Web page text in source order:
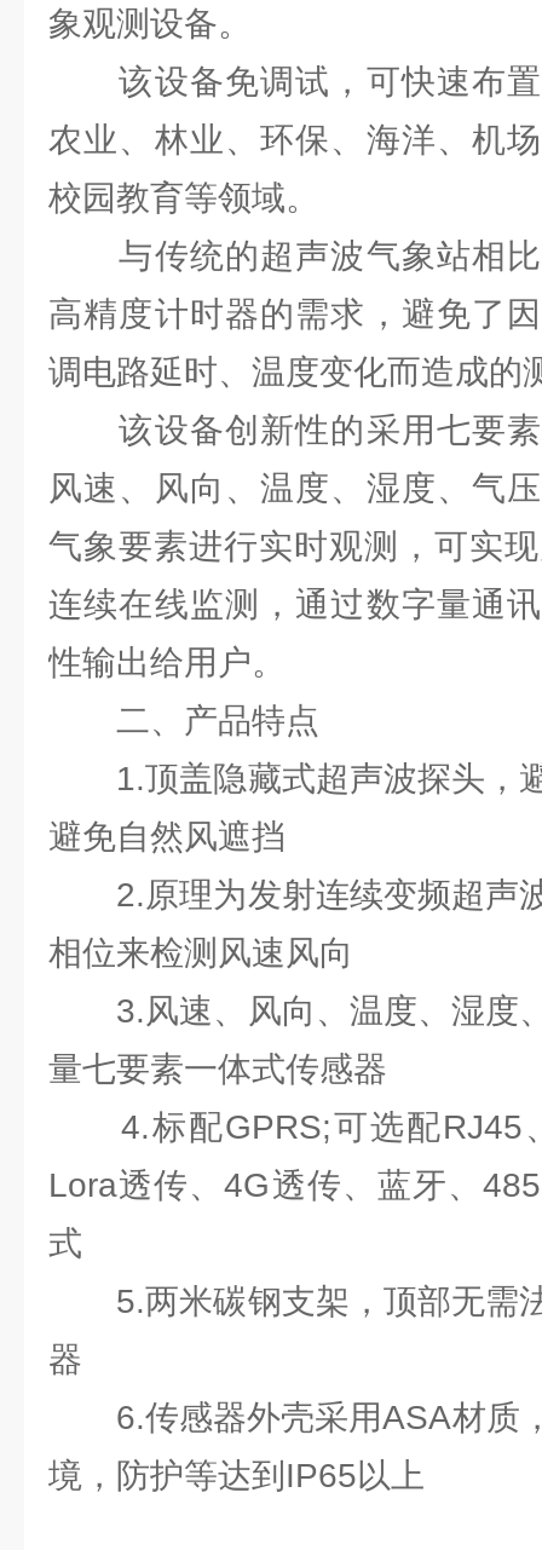
象观测设备。
该设备免调试，可快速布置
农业、林业、环保、海洋、机
校园教育等领域。
与传统的超声波气象站相比
高精度计时器的需求，避免了
调电路延时、温度变化而造成的
该设备创新性的采用七要素
风速、风向、温度、湿度、气
气象要素进行实时观测，可实
连续在线监测，通过数字量通
性输出给用户。
二、产品特点
1.顶盖隐藏式超声波探头，
避免自然风遮挡
2.原理为发射连续变频超声
相位来检测风速风向
3.风速、风向、温度、湿度
量七要素一体式传感器
4.标配GPRS;可选配RJ45
Lora透传、4G透传、蓝牙、
式
5.两米碳钢支架，顶部无需
器
6.传感器外壳采用ASA材质
境，防护等达到IP65以上